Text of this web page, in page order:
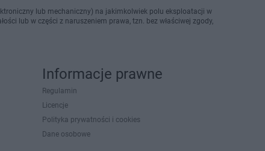
lub mechaniczny) na jakimkolwiek polu eksploatacji w
lub w części z naruszeniem prawa, tzn. bez właściwej zgody,
Informacje prawne
Regulamin
Licencje
Polityka prywatności i cookies
Dane osobowe